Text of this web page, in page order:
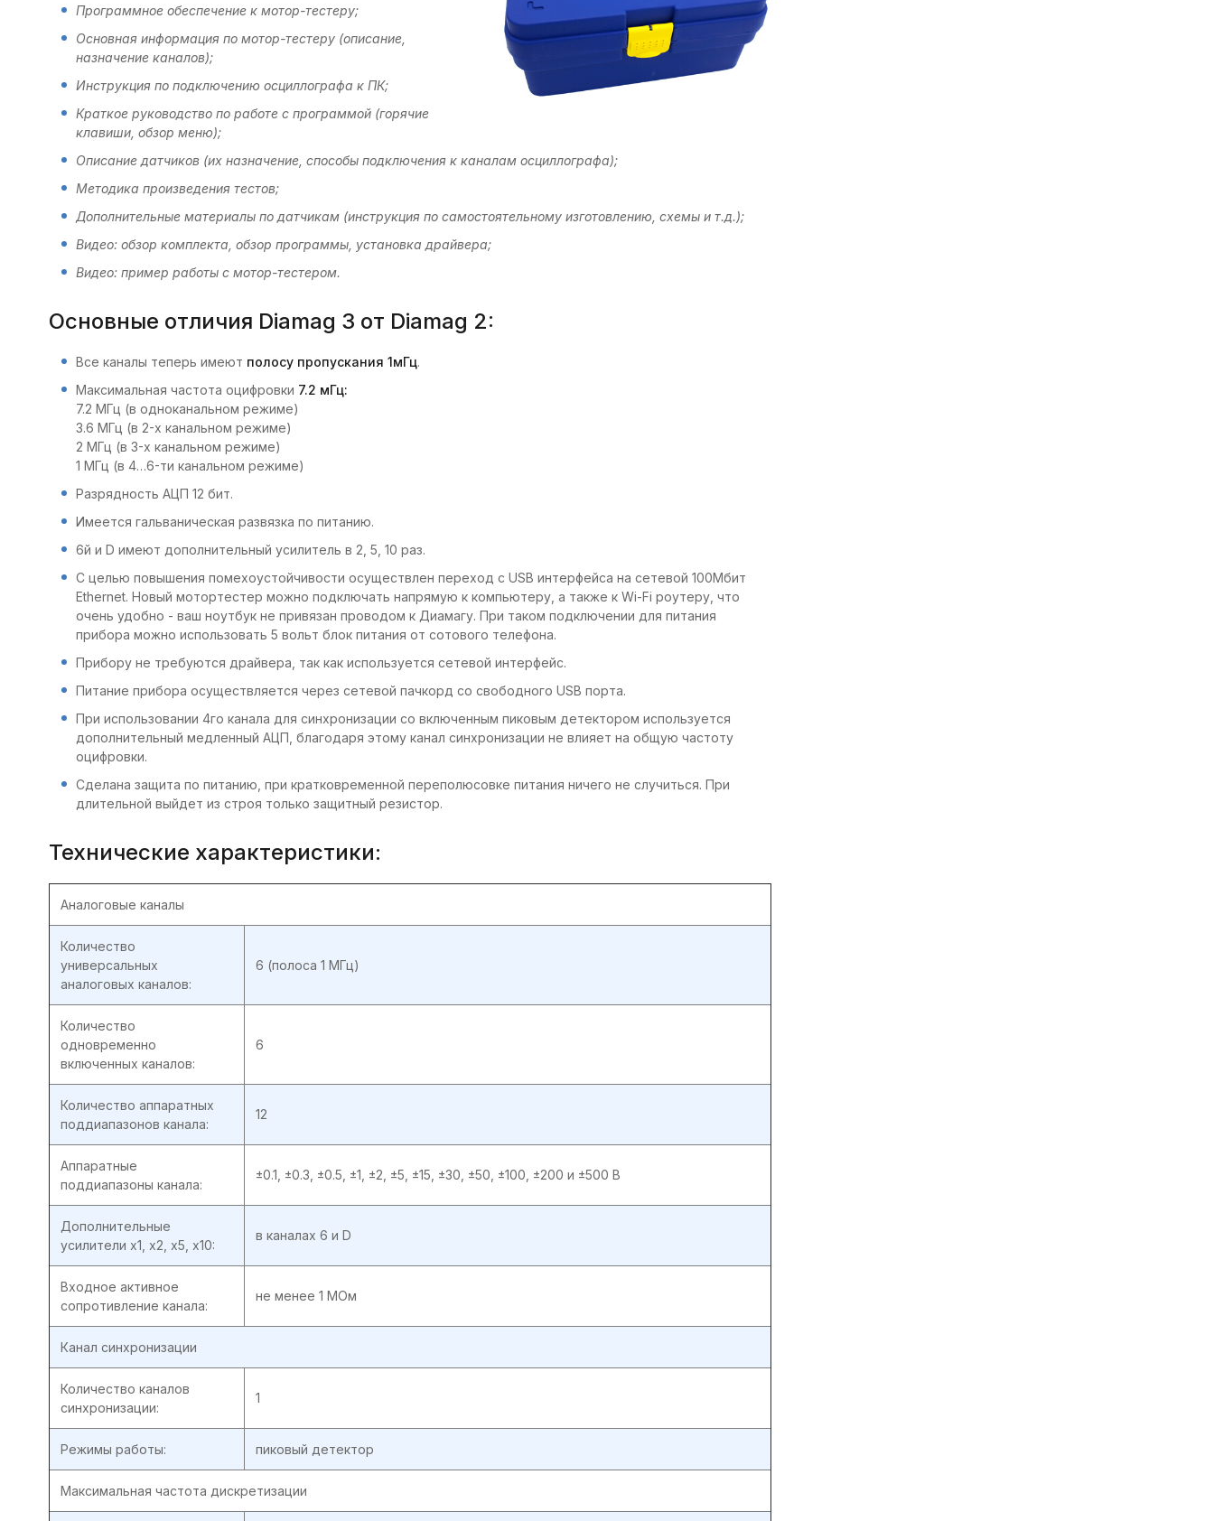
Программное обеспечение к мотор-тестеру;
Основная информация по мотор-тестеру (описание,
назначение каналов);
Инструкция по подключению осциллографа к ПК;
Краткое руководство по работе с программой (горячие
клавиши, обзор меню);
Описание датчиков (их назначение, способы подключения к каналам осциллографа);
Методика произведения тестов;
Дополнительные материалы по датчикам (инструкция по самостоятельному изготовлению, схемы и т.д.);
Видео: обзор комплекта, обзор программы, установка драйвера;
Видео: пример работы с мотор-тестером.
Основные отличия Diamag 3 от Diamag 2:
Все каналы теперь имеют полосу пропускания 1мГц.
Максимальная частота оцифровки 7.2 мГц:
7.2 МГц (в одноканальном режиме)
3.6 МГц (в 2-х канальном режиме)
2 МГц (в 3-х канальном режиме)
1 МГц (в 4…6-ти канальном режиме)
Разрядность АЦП 12 бит.
Имеется гальваническая развязка по питанию.
6й и D имеют дополнительный усилитель в 2, 5, 10 раз.
С целью повышения помехоустойчивости осуществлен переход с USB интерфейса на сетевой 100Мбит
Ethernet. Новый мотортестер можно подключать напрямую к компьютеру, а также к Wi-Fi роутеру, что
очень удобно - ваш ноутбук не привязан проводом к Диамагу. При таком подключении для питания
прибора можно использовать 5 вольт блок питания от сотового телефона.
Прибору не требуются драйвера, так как используется сетевой интерфейс.
Питание прибора осуществляется через сетевой пачкорд со свободного USB порта.
При использовании 4го канала для синхронизации со включенным пиковым детектором используется
дополнительный медленный АЦП, благодаря этому канал синхронизации не влияет на общую частоту
оцифровки.
Сделана защита по питанию, при кратковременной переполюсовке питания ничего не случиться. При
длительной выйдет из строя только защитный резистор.
Технические характеристики:
Аналоговые каналы
Количество
универсальных
аналоговых каналов:
6 (полоса 1 МГц)
Количество
одновременно
включенных каналов:
6
Количество аппаратных
поддиапазонов канала:
12
Аппаратные
поддиапазоны канала:
±0.1, ±0.3, ±0.5, ±1, ±2, ±5, ±15, ±30, ±50, ±100, ±200 и ±500 В
Дополнительные
усилители x1, x2, x5, x10:
в каналах 6 и D
Входное активное
сопротивление канала:
не менее 1 МОм
Канал синхронизации
Количество каналов
синхронизации:
1
Режимы работы: пиковый детектор
Максимальная частота дискретизации